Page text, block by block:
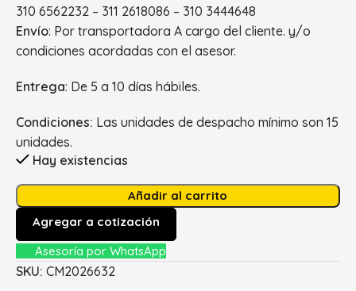
310 6562232 – 311 2618086 – 310 3444648
Envío: Por transportadora A cargo del cliente. y/o
condiciones acordadas con el asesor.
Entrega: De 5 a 10 días hábiles.
Condiciones: Las unidades de despacho mínimo son 15
unidades.
Hay existencias
Añadir al carrito
Agregar a cotización
Asesoría por WhatsApp
SKU: CM2026632